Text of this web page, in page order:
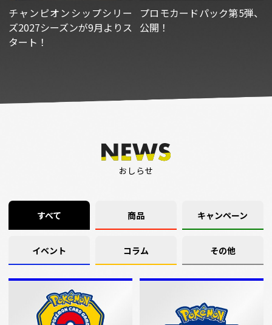
チャンピオンシップシリー
ズ2027シーズンが9月よりス
タート！
プロモカードパック第5弾、
公開！
おしらせ
すべて 商品 キャンペーン
イベント コラム その他